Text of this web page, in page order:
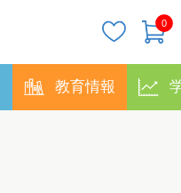
0
教育情報